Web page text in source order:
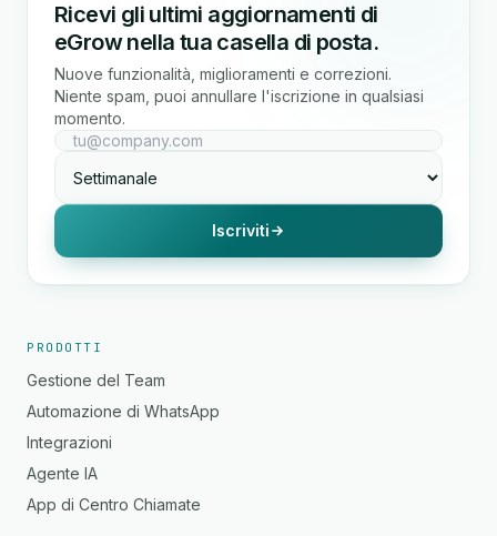
Ricevi gli ultimi aggiornamenti di
eGrow nella tua casella di posta.
Nuove funzionalità, miglioramenti e correzioni.
Niente spam, puoi annullare l'iscrizione in qualsiasi
momento.
Iscriviti
PRODOTTI
Gestione del Team
Automazione di WhatsApp
Integrazioni
Agente IA
App di Centro Chiamate